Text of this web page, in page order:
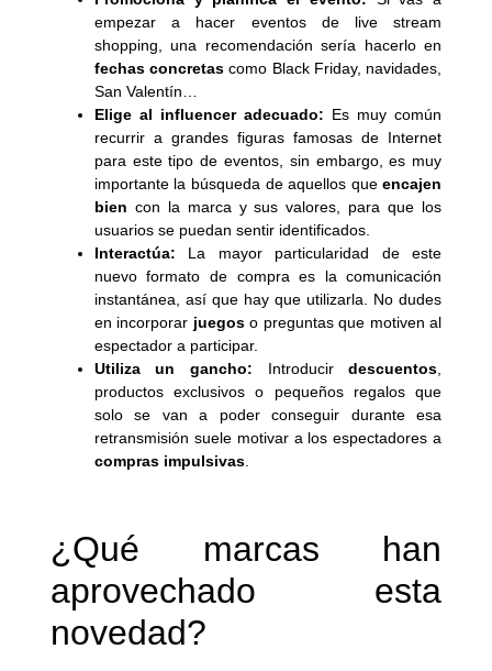
empezar a hacer eventos de live stream
shopping, una recomendación sería hacerlo en
fechas concretas como Black Friday, navidades,
San Valentín…
Elige al influencer adecuado: Es muy común
recurrir a grandes figuras famosas de Internet
para este tipo de eventos, sin embargo, es muy
importante la búsqueda de aquellos queencajen
bien con la marca y sus valores, para que los
usuarios se puedan sentir identificados.
Interactúa: La mayor particularidad de este
nuevo formato de compra es la comunicación
instantánea, así que hay que utilizarla. No dudes
en incorporar juegoso preguntas que motiven al
espectador a participar.
Utiliza un gancho: Introducirdescuentos,
productos exclusivos o pequeños regalos que
solo se van a poder conseguir durante esa
retransmisión suele motivar a los espectadores a
compras impulsivas.
¿Qué marcas han
aprovechado esta
novedad?